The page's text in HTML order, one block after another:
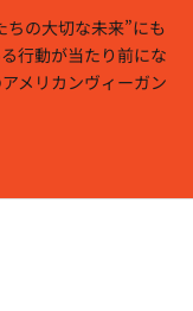
ちの大切な未来”にも
行動が当たり前にな
メリカンヴィーガン